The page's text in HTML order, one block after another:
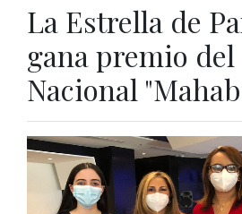
La Estrella de
gana premio
Nacional